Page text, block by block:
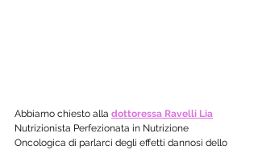
Abbiamo chiesto alla dottoressa Ravelli Lia
Nutrizionista Perfezionata in Nutrizione
Oncologica di parlarci degli effetti dannosi dello